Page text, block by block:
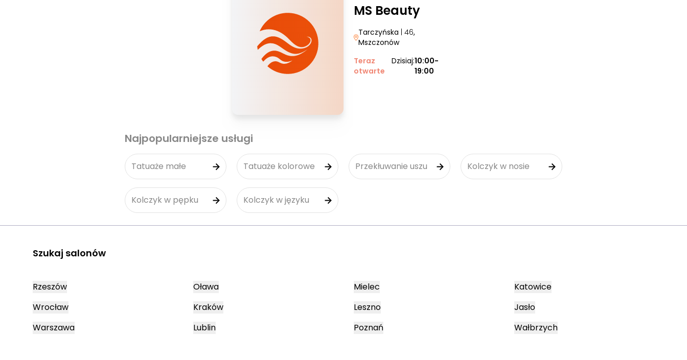
MS Beauty
Tarczyńska | 46,
Mszczonów
Teraz
otwarte
Dzisiaj:10:00-
19:00
Najpopularniejsze usługi
Tatuaże małe Tatuaże kolorowe Przekłuwanie uszu Kolczyk w nosie
Kolczyk w pępku Kolczyk w języku
Szukaj salonów
Rzeszów
Wrocław
Warszawa
Oława
Kraków
Lublin
Mielec
Leszno
Poznań
Katowice
Jasło
Wałbrzych